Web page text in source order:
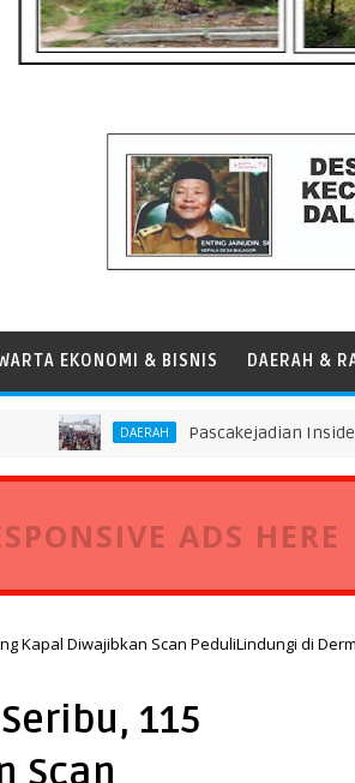
EKONOMI & BISNIS DAERAH &
DAERAH Pascakejadian Insiden
ADS HERE
Kapal Diwajibkan Scan PeduliLindungi di
115
Scan